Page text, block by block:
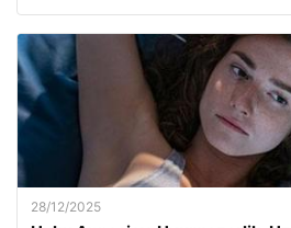
28/12/2025